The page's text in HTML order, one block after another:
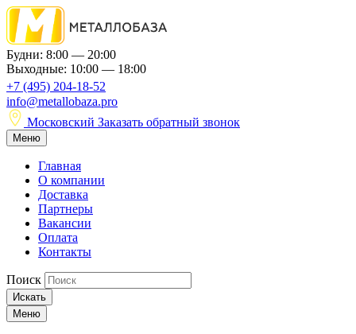
Будни: 8:00 — 20:00
Выходные: 10:00 — 18:00
+7 (495) 204-18-52
info@metallobaza.pro
Московский Заказать обратный звонок
Меню
Главная
О компании
Доставка
Партнеры
Вакансии
Оплата
Контакты
Поиск
Искать
Меню